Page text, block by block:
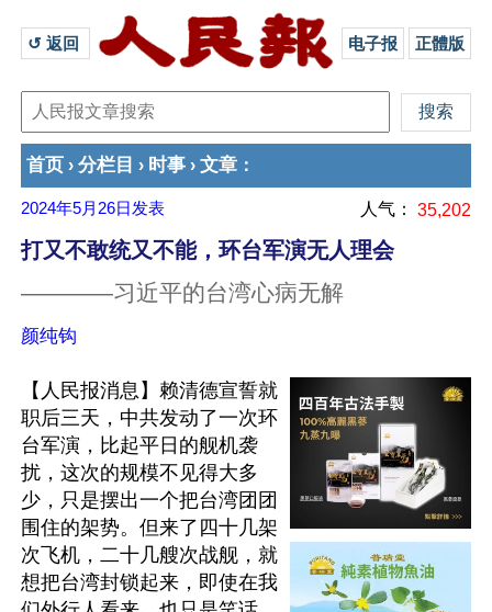
↺ 返回 电子报 正體版
首页 › 分栏目 › 时事 › 文章 ：
2024年5月26日 发表 人气： 35,202
打又不敢统又不能，环台军演无人理会
————习近平的台湾心病无解
颜纯钩
【人民报消息】赖清德宣誓就
职后三天，中共发动了一次环
台军演，比起平日的舰机袭
扰，这次的规模不见得大多
少，只是摆出一个把台湾团团
围住的架势。但来了四十几架
次飞机，二十几艘次战舰，就
想把台湾封锁起来，即使在我